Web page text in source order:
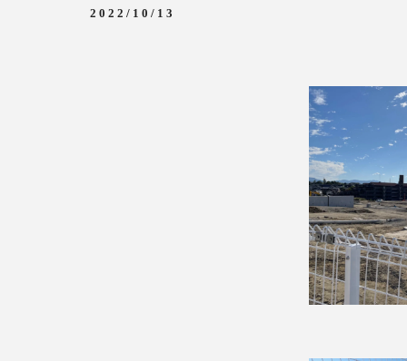
2022/10/13